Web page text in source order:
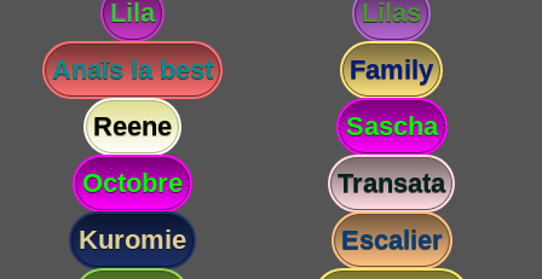
Lila
Lilas
Anaïs la best
Family
Reene
Sascha
Octobre
Transata
Kuromie
Escalier